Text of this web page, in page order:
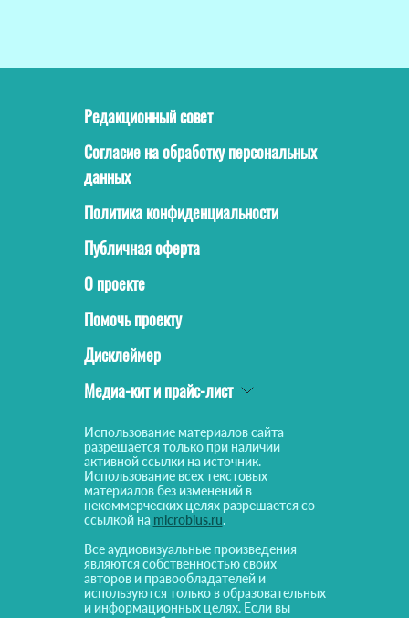
Редакционный совет
Согласие на обработку персональных
данных
Политика конфиденциальности
Публичная оферта
О проекте
Помочь проекту
Дисклеймер
Медиа-кит и прайс-лист
Использование материалов сайта
разрешается только при наличии
активной ссылки на источник.
Использование всех текстовых
материалов без изменений в
некоммерческих целях разрешается со
ссылкой на microbius.ru.
Все аудиовизуальные произведения
являются собственностью своих
авторов и правообладателей и
используются только в образовательных
и информационных целях. Если вы